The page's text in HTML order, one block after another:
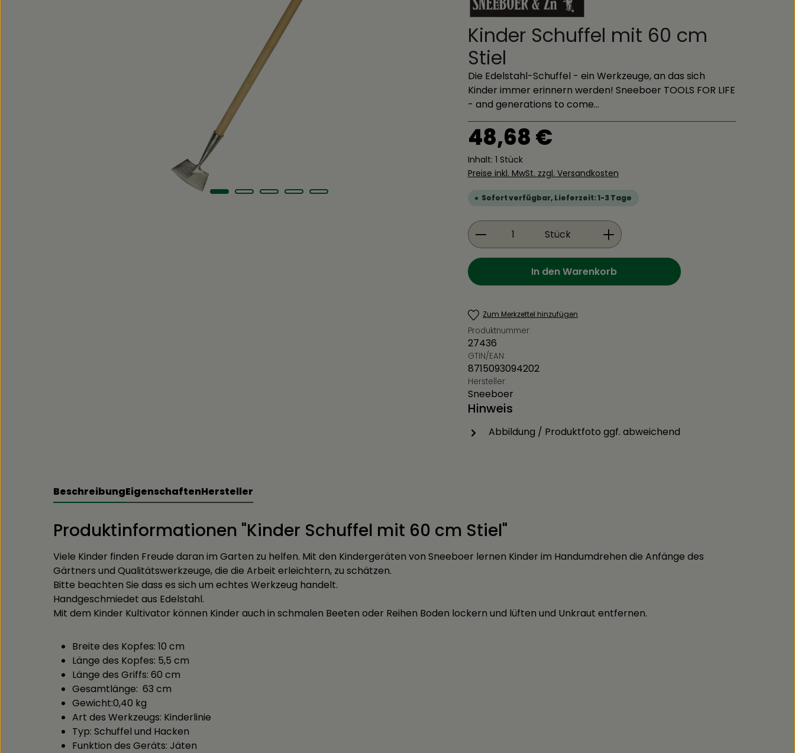
Kinder Schuffel mit 60 cm
Stiel
Die Edelstahl-Schuffel - ein Werkzeuge, an das sich
Kinder immer erinnern werden! Sneeboer TOOLS FOR LIFE
- and generations to come...
Regulärer Preis:
48,68 €
Inhalt: 1 Stück
Preise inkl. MwSt. zzgl. Versandkosten
Sofort verfügbar, Lieferzeit: 1-3 Tage
Produkt Anzahl: Gib den gewünschten Wert
Stück
In den Warenkorb
Zum Merkzettel hinzufügen
Produktnummer:
27436
GTIN/EAN:
8715093094202
Hersteller:
Sneeboer
Hinweis
Abbildung / Produktfoto ggf. abweichend
BeschreibungEigenschaftenHersteller
Produktinformationen "Kinder Schuffel mit 60 cm Stiel"
Viele Kinder finden Freude daran im Garten zu helfen. Mit den Kindergeräten von Sneeboer lernen Kinder im Handumdrehen die Anfänge des
Gärtners und Qualitätswerkzeuge, die die Arbeit erleichtern, zu schätzen.
Bitte beachten Sie dass es sich um echtes Werkzeug handelt.
Handgeschmiedet aus Edelstahl.
Mit dem Kinder Kultivator können Kinder auch in schmalen Beeten oder Reihen Boden lockern und lüften und Unkraut entfernen.
Breite des Kopfes: 10 cm
Länge des Kopfes: 5,5 cm
Länge des Griffs: 60 cm
Gesamtlänge: 63 cm
Gewicht:0,40 kg
Art des Werkzeugs: Kinderlinie
Typ: Schuffel und Hacken
Funktion des Geräts: Jäten